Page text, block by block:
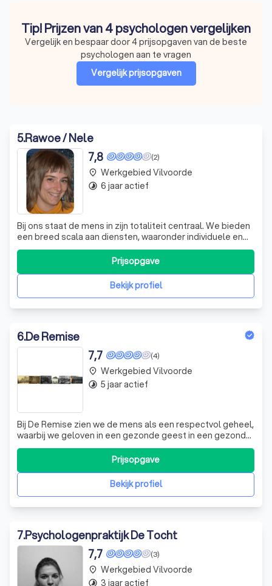
Tip! Prijzen van 4 psychologen vergelijken
Vergelijk en bespaar door 4 prijsopgaven van de beste
psychologen aan te vragen
Vergelijk prijsopgaven
5.Rawoe / Nele
(2)
7,8
Bij ons staat de mens in zijn totaliteit centraal. We bieden
een breed scala aan diensten, waaronder individuele en
gezinssessies voor kinderen en jongeren, Nia-lessen,
dansexpressie voor kinderen en volwassenen, en
bewegingsexpressie in de klas. Onze methoden zijn
lichaamsgericht en we streven erna
Bekijk profiel
Prijsopgave
place Werkgebied Vilvoorde
timelapse 6 jaar actief
6.De Remise
(4)
7,7
Bij De Remise zien we de mens als een respectvol geheel,
waarbij we geloven in een gezonde geest in een gezond
lichaam. We zijn ervan overtuigd dat lichamelijke en
geestelijke zorg hand in hand gaan. Onze visie is
gebaseerd op het 'en-en-verhaal', waarbij we een
integrale, empathische kijk op elke h
Bekijk profiel
Prijsopgave
place Werkgebied Vilvoorde
timelapse 5 jaar actief
7.Psychologenpraktijk De Tocht
(3)
7,7
place Werkgebied Vilvoorde
timelapse 3 jaar actief